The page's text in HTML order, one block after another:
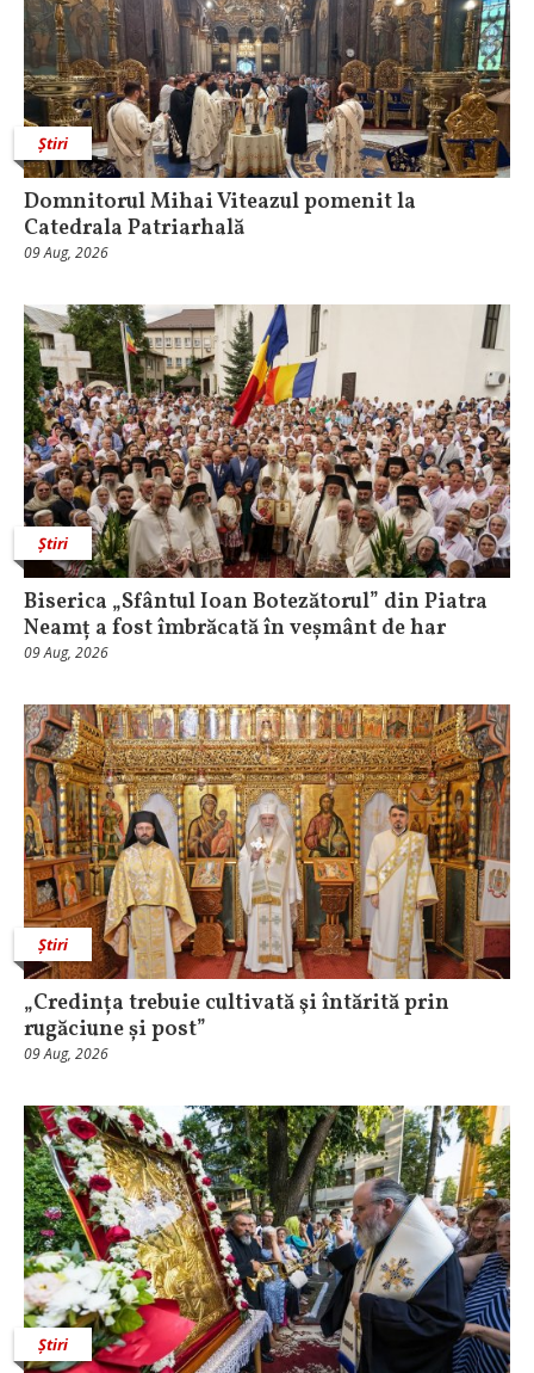
Știri
Domnitorul Mihai Viteazul pomenit la
Catedrala Patriarhală
09 Aug, 2026
Știri
Biserica „Sfântul Ioan Botezătorul” din Piatra
Neamț a fost îmbrăcată în veșmânt de har
09 Aug, 2026
Știri
„Credința trebuie cultivată şi întărită prin
rugăciune și post”
09 Aug, 2026
Știri